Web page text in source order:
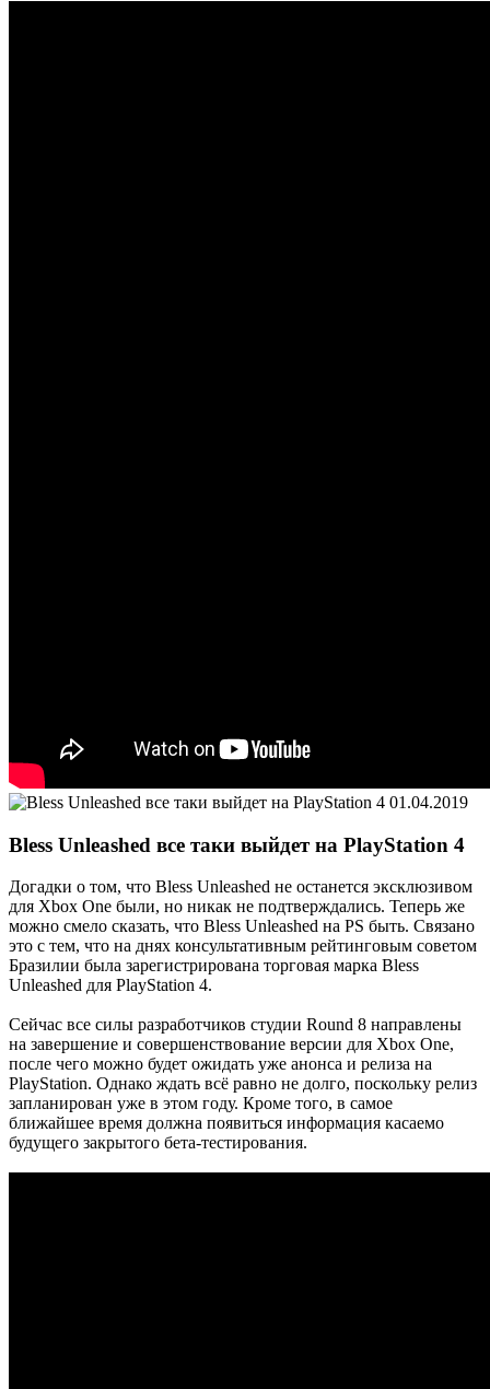
01.04.2019
Bless Unleashed все таки выйдет на PlayStation 4
Догадки о том, что Bless Unleashed не останется эксклюзивом
для Xbox One были, но никак не подтверждались. Теперь же
можно смело сказать, что Bless Unleashed на PS быть. Связано
это с тем, что на днях консультативным рейтинговым советом
Бразилии была зарегистрирована торговая марка Bless
Unleashed для PlayStation 4.
Сейчас все силы разработчиков студии Round 8 направлены
на завершение и совершенствование версии для Xbox One,
после чего можно будет ожидать уже анонса и релиза на
PlayStation. Однако ждать всё равно не долго, поскольку релиз
запланирован уже в этом году. Кроме того, в самое
ближайшее время должна появиться информация касаемо
будущего закрытого бета-тестирования.